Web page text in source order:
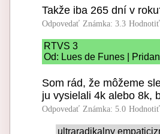
Takže iba 265 dní v
Odpovedať Známka: 3.3
RTVS 3
Od: Lues de Funes |
Som rád, že môžeme
ju vysielali 4k alebo 8k,
Odpovedať Známka: 5.0
ultraradikalny